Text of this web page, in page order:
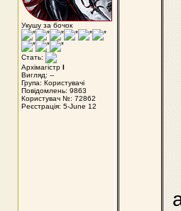
Укушу за бочок
Стать:
Архімагістр I
Вигляд: --
Група: Користувачі
Повідомлень: 9863
Користувач №: 72862
Реєстрація: 5-June 12